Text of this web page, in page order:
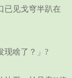
见戈穹半趴在
啥了？」?